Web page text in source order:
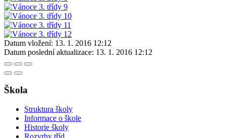
Datum vložení: 13. 1. 2016 12:12
Datum poslední aktualizace: 13. 1. 2016 12:12
Škola
Struktura školy
Informace o škole
Historie školy